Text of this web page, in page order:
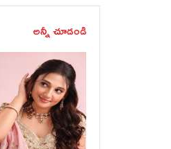
అన్నీ చూడండి